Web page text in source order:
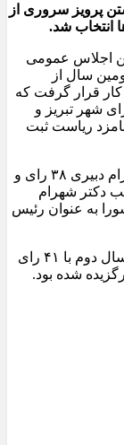
سر گذاشتن پرویز سروری از
انتخاب شد.
اجلاس عمومی
سال از
قرار گرفت که
شهر تبریز و
ریاست ثبت
پس از رای‌گیری از مجموع ۷۵ رای ماخوذه شهرام دبیری ۳۸ رای و
ترتیب دکتر شهرام
به عنوان رئیس
سروری در سال نخست با ۳۸ رای موافق و در سال دوم با ۴۱ رای
شده بود.